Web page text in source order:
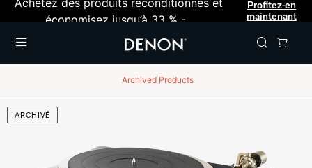
Achetez des produits reconditionnés et
économisez jusqu’à 33 % -
Profitez-en
maintenant
Archived Products
ARCHIVÉ